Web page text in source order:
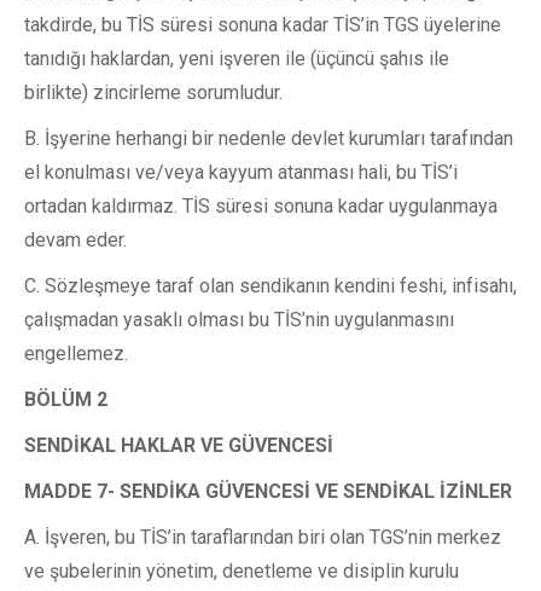
takdirde, bu TİS süresi sonuna kadar TİS’in TGS üyelerine
tanıdığı haklardan, yeni işveren ile (üçüncü şahıs ile
birlikte) zincirleme sorumludur.
B. İşyerine herhangi bir nedenle devlet kurumları tarafından
el konulması ve/veya kayyum atanması hali, bu TİS’i
ortadan kaldırmaz. TİS süresi sonuna kadar uygulanmaya
devam eder.
C. Sözleşmeye taraf olan sendikanın kendini feshi, infisahı,
çalışmadan yasaklı olması bu TİS’nin uygulanmasını
engellemez.
BÖLÜM 2
SENDİKAL HAKLAR VE GÜVENCESİ
MADDE 7- SENDİKA GÜVENCESİ VE SENDİKAL İZİNLER
A. İşveren, bu TİS’in taraflarından biri olan TGS’nin merkez
ve şubelerinin yönetim, denetleme ve disiplin kurulu